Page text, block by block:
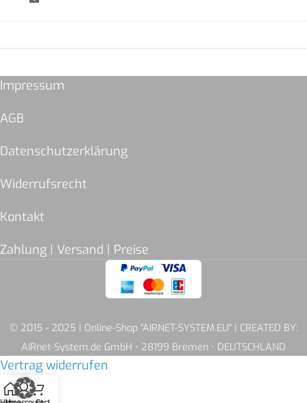
Impressum
AGB
Datenschutzerklärung
Widerrufsrecht
Kontakt
Zahlung | Versand | Preise
© 2015 - 2025 | Online-Shop "AIRNET-SYSTEM.EU" | CREATED BY:
AIRnet-System.de GmbH • 28199 Bremen • DEUTSCHLAND
Vertrag widerrufen